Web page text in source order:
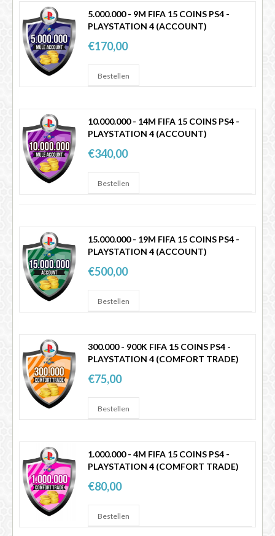
5.000.000 - 9M FIFA 15 COINS PS4 -
PLAYSTATION 4 (ACCOUNT)
€170,00
10.000.000 - 14M FIFA 15 COINS PS4 -
PLAYSTATION 4 (ACCOUNT)
€340,00
15.000.000 - 19M FIFA 15 COINS PS4 -
PLAYSTATION 4 (ACCOUNT)
€500,00
300.000 - 900K FIFA 15 COINS PS4 -
PLAYSTATION 4 (COMFORT TRADE)
€75,00
1.000.000 - 4M FIFA 15 COINS PS4 -
PLAYSTATION 4 (COMFORT TRADE)
€80,00